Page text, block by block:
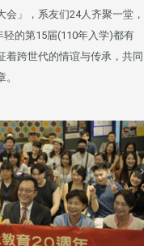
」，系友们24人齐聚一堂，
的第15届(110年入学)都有
着跨世代的情谊与传承，共同